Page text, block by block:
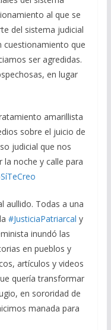
al que se
del sistema judicial
cuestionamiento que
ser agredidas.
en lugar
amarillista
sobre el juicio de
judicial que nos
la noche y calle para
aullido. Todas a una
#JusticiaPatriarcal y
inundó las
en pueblos y
artículos y videos
quería transformar
en sororidad de
manada para